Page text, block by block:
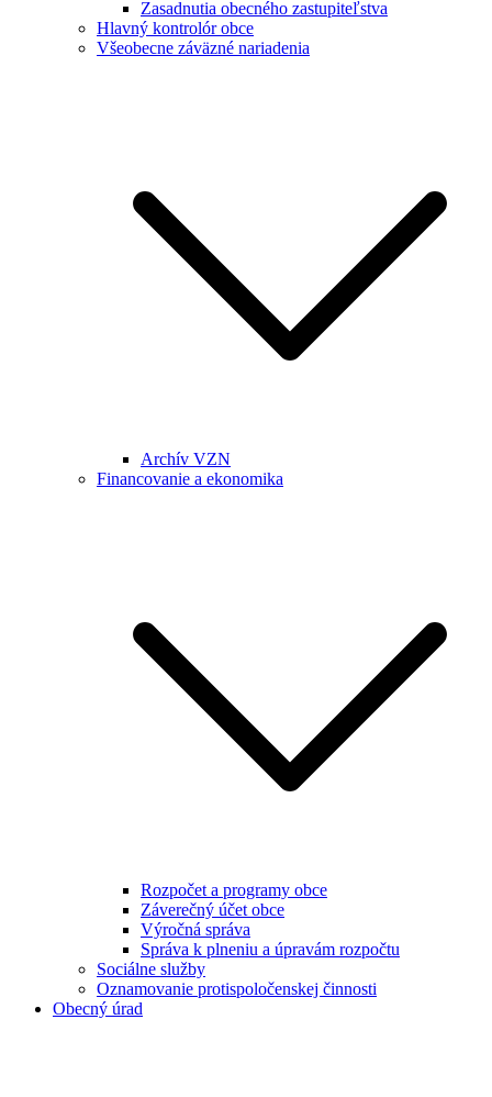
Zasadnutia obecného zastupiteľstva
Hlavný kontrolór obce
Všeobecne záväzné nariadenia
Archív VZN
Financovanie a ekonomika
Rozpočet a programy obce
Záverečný účet obce
Výročná správa
Správa k plneniu a úpravám rozpočtu
Sociálne služby
Oznamovanie protispoločenskej činnosti
Obecný úrad